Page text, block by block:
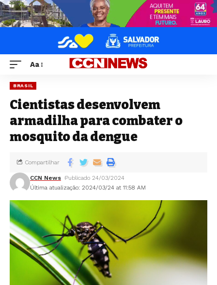
Aa
BRASIL
Cientistas desenvolvem
armadilha para combater o
mosquito da dengue
Última atualização: 2024/03/24 at 11:58 AM
CCN News Publicado 24/03/2024
Compartilhar